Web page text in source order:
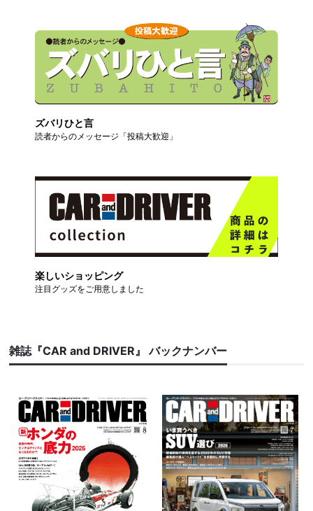
ズバリひと言
読者からのメッセージ「投稿大歓迎」
楽しいショッピング
注目グッズをご用意しました
雑誌『CAR and DRIVER』 バックナンバー